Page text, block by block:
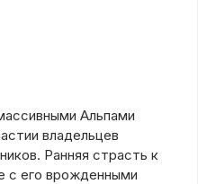
Альпами
владельцев
Ранняя страсть к
с его врожденными